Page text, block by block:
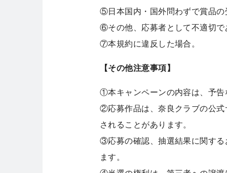
⑤日本国内・国外問わずで賞品
⑥その他、応募者として不適切
⑦本規約に違反した場合。
【その他注意事項】
①本キャンペーンの内容は、予
②応募作品は、奈良クラブの公
されることがあります。
③応募の確認、抽選結果に関す
ます。